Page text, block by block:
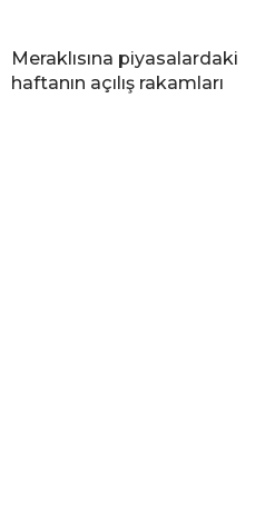
Meraklısına piyasalardaki
haftanın açılış rakamları